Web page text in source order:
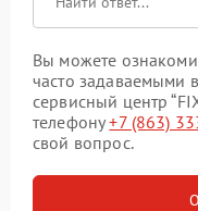
Вы можете
часто задаваемыми
сервисный центр
телефону+7 (863)
свой вопрос.